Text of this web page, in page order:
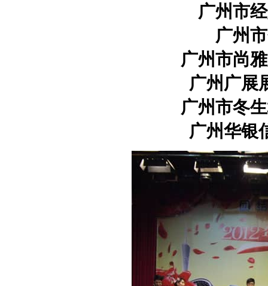
广州市
广州
广州市尚
广州广展
广州市冬
广州华银